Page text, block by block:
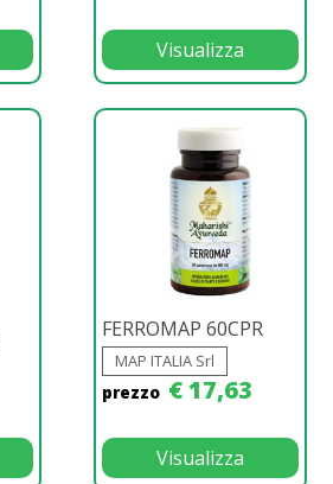
Visualizza
FERROMAP 60CPR
MAP ITALIA Srl
prezzo € 17,63
Visualizza